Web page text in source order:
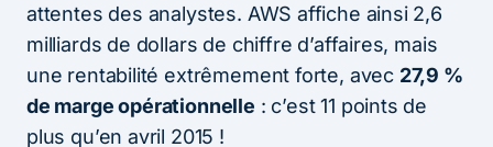
attentes des analystes. AWS affiche ainsi 2,6
milliards de dollars de chiffre d’affaires, mais
une rentabilité extrêmement forte, avec 27,9 %
de marge opérationnelle : c’est 11 points de
plus qu’en avril 2015 !